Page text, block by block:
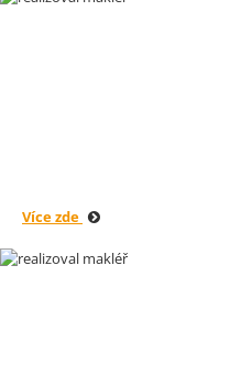
Více zde